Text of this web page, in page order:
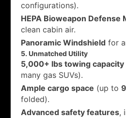
configurations).
HEPA Bioweapon Defense
clean cabin air.
Panoramic Windshield for
5. Unmatched Utility
5,000+ lbs towing capacity
many gas SUVs).
Ample cargo space (up to
folded).
Advanced safety features,